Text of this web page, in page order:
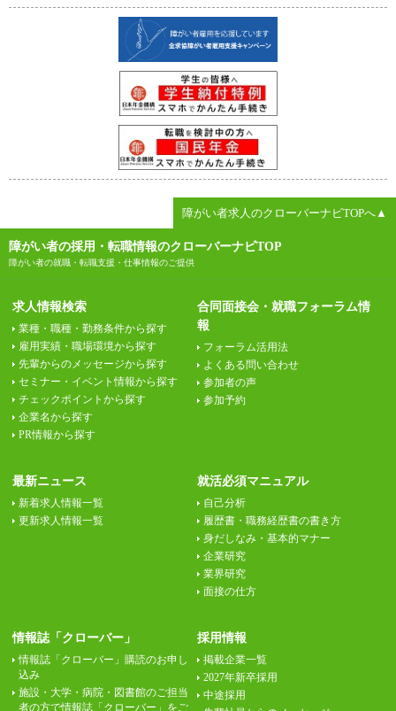
障がい者求人のクローバーナビTOPへ▲
障がい者の採用・転職情報のクローバーナビTOP
障がい者の就職・転職支援・仕事情報のご提供
求人情報検索
業種・職種・勤務条件から探す
雇用実績・職場環境から探す
先輩からのメッセージから探す
セミナー・イベント情報から探す
チェックポイントから探す
企業名から探す
PR情報から探す
合同面接会・就職フォーラム情
報
フォーラム活用法
よくある問い合わせ
参加者の声
参加予約
最新ニュース
新着求人情報一覧
更新求人情報一覧
就活必須マニュアル
自己分析
履歴書・職務経歴書の書き方
身だしなみ・基本的マナー
企業研究
業界研究
面接の仕方
情報誌「クローバー」
情報誌「クローバー」購読のお申し
込み
施設・大学・病院・図書館のご担当
者の方で情報誌「クローバー」をご
採用情報
掲載企業一覧
2027年新卒採用
中途採用